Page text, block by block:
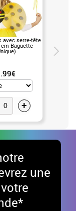
avec serre-tête
Baguette
+
une